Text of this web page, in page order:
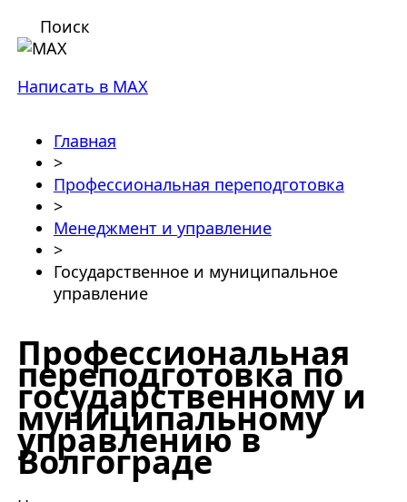
Поиск
Написать в MAX
Главная
>
Профессиональная переподготовка
>
Менеджмент и управление
>
Государственное и муниципальное
управление
Профессиональная
переподготовка по
государственному и
муниципальному
управлению в
Волгограде